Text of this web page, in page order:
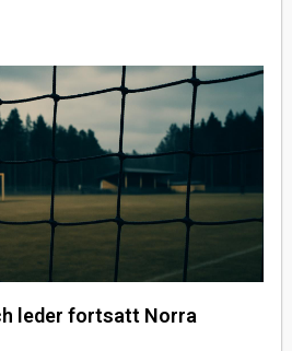
leder fortsatt Norra